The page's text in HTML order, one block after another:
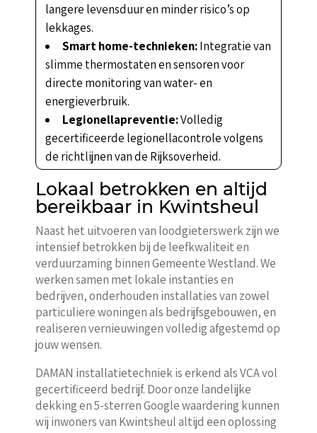
langere levensduur en minder risico’s op
lekkages.
Smart home-technieken:Integratie van
slimme thermostaten en sensoren voor
directe monitoring van water- en
energieverbruik.
Legionellapreventie:Volledig
gecertificeerde legionellacontrole volgens
de richtlijnen van de Rijksoverheid.
Lokaal betrokken en altijd
bereikbaar in Kwintsheul
Naast het uitvoeren van loodgieterswerk zijn we
intensief betrokken bij de leefkwaliteit en
verduurzaming binnen Gemeente Westland. We
werken samen met lokale instanties en
bedrijven, onderhouden installaties van zowel
particuliere woningen als bedrijfsgebouwen, en
realiseren vernieuwingen volledig afgestemd op
jouw wensen.
DAMAN installatietechniek is erkend als VCA vol
gecertificeerd bedrijf. Door onze landelijke
dekking en 5-sterren Google waardering kunnen
wij inwoners van Kwintsheul altijd een oplossing